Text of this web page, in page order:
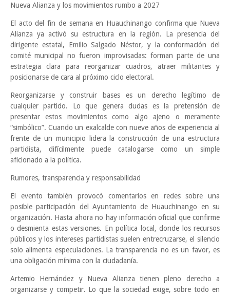
Nueva Alianza y los movimientos rumbo a 2027
El acto del fin de semana en Huauchinango confirma que Nueva
Alianza ya activó su estructura en la región. La presencia del
dirigente estatal, Emilio Salgado Néstor, y la conformación del
comité municipal no fueron improvisadas: forman parte de una
estrategia clara para reorganizar cuadros, atraer militantes y
posicionarse de cara al próximo ciclo electoral.
Reorganizarse y construir bases es un derecho legítimo de
cualquier partido. Lo que genera dudas es la pretensión de
presentar estos movimientos como algo ajeno o meramente
“simbólico”. Cuando un exalcalde con nueve años de experiencia al
frente de un municipio lidera la construcción de una estructura
partidista, difícilmente puede catalogarse como un simple
aficionado a la política.
Rumores, transparencia y responsabilidad
El evento también provocó comentarios en redes sobre una
posible participación del Ayuntamiento de Huauchinango en su
organización. Hasta ahora no hay información oficial que confirme
o desmienta estas versiones. En política local, donde los recursos
públicos y los intereses partidistas suelen entrecruzarse, el silencio
solo alimenta especulaciones. La transparencia no es un favor, es
una obligación mínima con la ciudadanía.
Artemio Hernández y Nueva Alianza tienen pleno derecho a
organizarse y competir. Lo que la sociedad exige, sobre todo en